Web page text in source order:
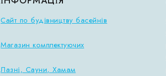
Сайт по будівництву басейнів
Магазин комплектуючих
Лазні, Сауни, Хамам